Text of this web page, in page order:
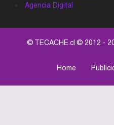
Agencia Digital
© TECACHE.cl © 2012 -
Home